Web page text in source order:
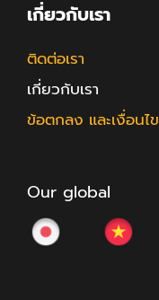
เกี่ยวกับเรา
ติดต่อเรา
เกี่ยวกับเรา
ข้อตกลง และเงื่อนไข
Our global